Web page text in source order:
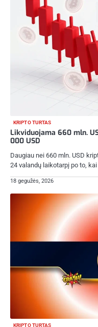
KRIPTO TURTAS
Likviduojama 660 mln.
000 USD
Daugiau nei 660 mln. USD
24 valandų laikotarpį po to,
18 gegužės, 2026
KRIPTO TURTAS